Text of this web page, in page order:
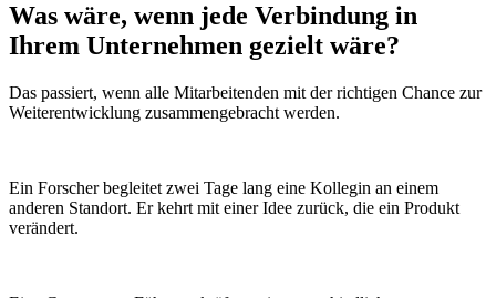
Was wäre, wenn jede Verbindung in
Ihrem Unternehmen gezielt wäre?
Das passiert, wenn alle Mitarbeitenden mit der richtigen Chance zur
Weiterentwicklung zusammengebracht werden.
Ein Forscher begleitet zwei Tage lang eine Kollegin an einem
anderen Standort. Er kehrt mit einer Idee zurück, die ein Produkt
verändert.